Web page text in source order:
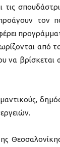
τον
από
να